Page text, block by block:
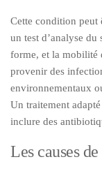
Cette condition peut
un test d’analyse
forme, et la mobilité
provenir des
environnementaux
Un traitement
inclure des
Les causes